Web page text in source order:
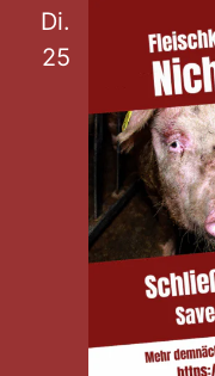
Di.
25